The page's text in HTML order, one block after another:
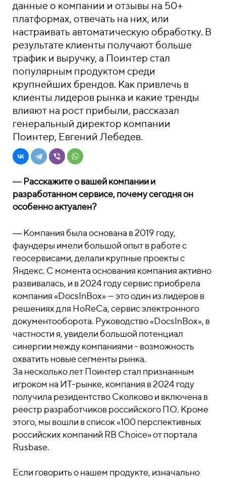
данные о компании и отзывы на 50+
платформах, отвечать на них, или
настраивать автоматическую обработку. В
результате клиенты получают больше
трафик и выручку, а Поинтер стал
популярным продуктом среди
крупнейших брендов. Как привлечь в
клиенты лидеров рынка и какие тренды
влияют на рост прибыли, рассказал
генеральный директор компании
Поинтер, Евгений Лебедев.
― Расскажите о вашей компании и
разработанном сервисе, почему сегодня он
особенно актуален?
― Компания была основана в 2019 году,
фаундеры имели большой опыт в работе с
геосервисами, делали крупные проекты с
Яндекс. С момента основания компания активно
развивалась, и в 2024 году сервис приобрела
компания «DocsInBox» — это один из лидеров в
решениях для HoReCa, сервис электронного
документооборота. Руководство «DocsInBox», в
частности я, увидели большой потенциал
синергии между компаниями - возможность
охватить новые сегменты рынка.
За несколько лет Поинтер стал признанным
игроком на ИТ-рынке, компания в 2024 году
получила резидентство Сколково и включена в
реестр разработчиков российского ПО. Кроме
этого, мы вошли в список «100 перспективных
российских компаний RB Choice» от портала
Rusbase.
Если говорить о нашем продукте, изначально